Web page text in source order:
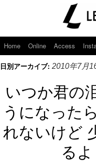
Home Online Access
日別アーカイブ: 2010年7月
いつか君の
うになった
れないけど
るよ